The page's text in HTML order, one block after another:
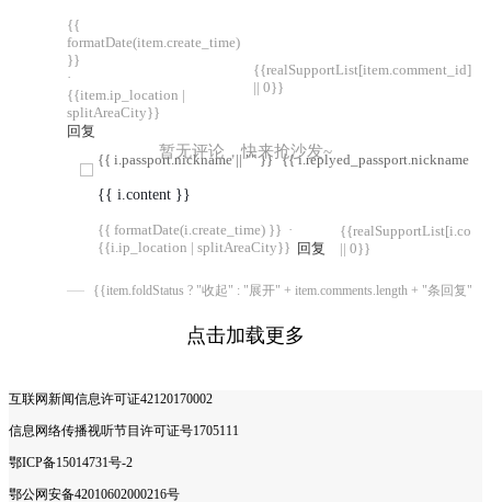
{{
formatDate(item.create_time)
}}
·
{{item.ip_location |
splitAreaCity}}
回复
{{realSupportList[item.comment_id]
|| 0}}
{{ i.passport.nickname || "" }} {{ i.replyed_passport.nickname ||
{{ i.content }}
{{ formatDate(i.create_time) }} ·
{{i.ip_location | splitAreaCity}} 回复
|| 0}}
{{item.foldStatus ? "收起" : "展开" + item.comments.length + "条回复"}}
暂无评论，快来抢沙发~
点击加载更多
互联网新闻信息许可证42120170002
信息网络传播视听节目许可证号1705111
鄂ICP备15014731号-2
鄂公网安备42010602000216号